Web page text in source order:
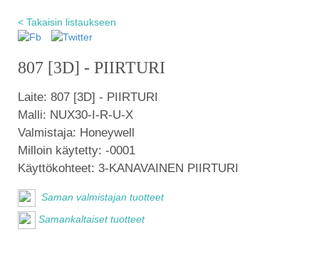
< Takaisin listaukseen
807 [3D] - PIIRTURI
Laite: 807 [3D] - PIIRTURI
Malli: NUX30-I-R-U-X
Valmistaja: Honeywell
Milloin käytetty: -0001
Käyttökohteet: 3-KANAVAINEN PIIRTURI
Saman valmistajan tuotteet
Samankaltaiset tuotteet